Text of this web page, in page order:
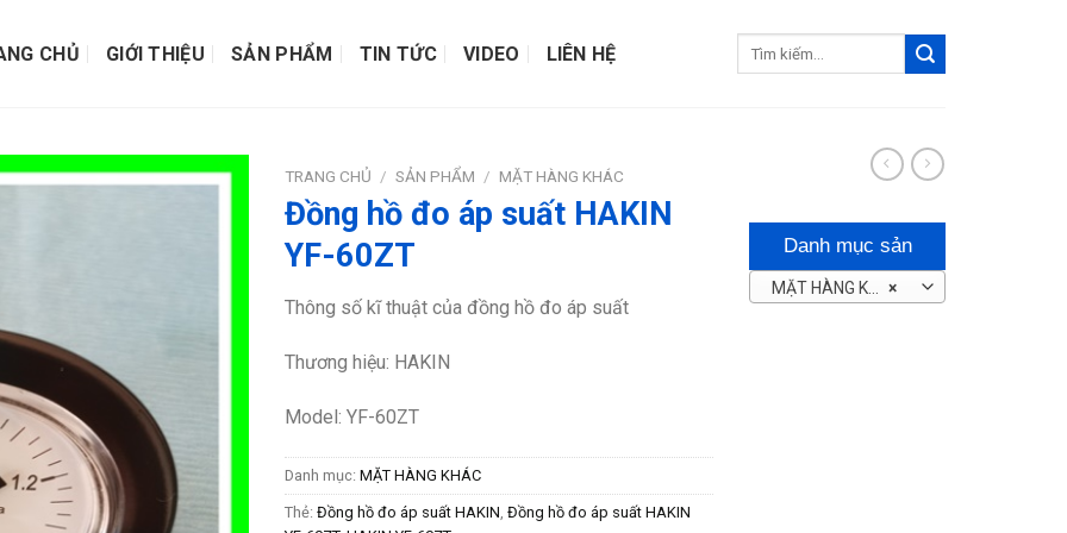
CHỦ GIỚI THIỆU SẢN PHẨM TIN TỨC VIDEO LIÊN HỆ
TRANG CHỦ / SẢN PHẨM / MẶT HÀNG KHÁC
Đồng hồ đo áp suất HAKIN
YF-60ZT
Thông số kĩ thuật của đồng hồ đo áp suất
Thương hiệu: HAKIN
Model: YF-60ZT
Danh mục: MẶT HÀNG KHÁC
Thẻ: Đồng hồ đo áp suất HAKIN Đồng hồ đo áp suất HAKIN
Danh mục sản
phẩm ×
MẶT HÀNG KHÁC